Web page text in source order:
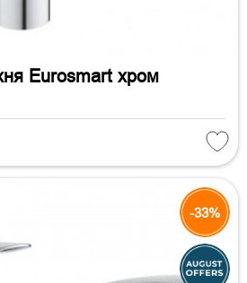
Eurosmart хром
-33%